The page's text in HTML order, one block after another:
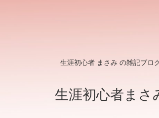
生涯初心者 まさみ の雑記ブロ
生涯初心者まさ